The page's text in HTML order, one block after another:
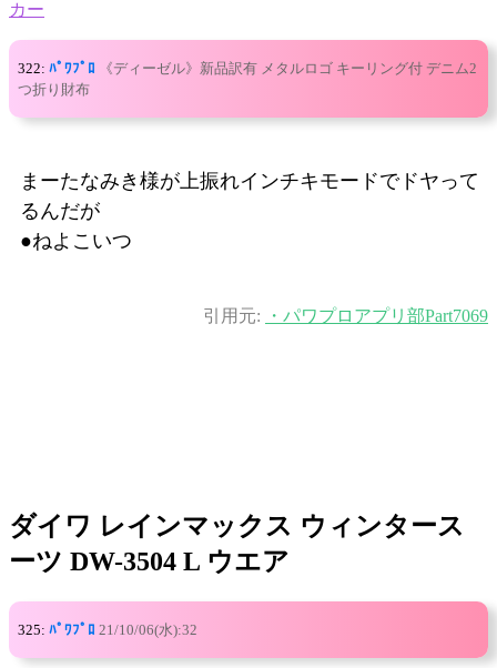
カー
322: ﾊﾟﾜﾌﾟﾛ
《ディーゼル》新品訳有 メタルロゴ キーリング付 デニム2
つ折り財布
まーたなみき様が上振れインチキモードでドヤって
るんだが
●ねよこいつ
引用元: ・パワプロアプリ部Part7069
ダイワ レインマックス ウィンタース
ーツ DW-3504 L ウエア
325: ﾊﾟﾜﾌﾟﾛ 21/10/06(水):32